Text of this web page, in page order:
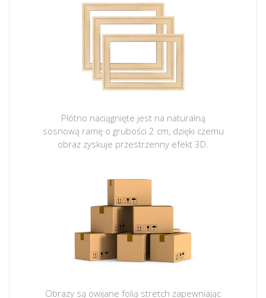
Płótno naciągnięte jest na naturalną
sosnową ramę o grubości 2 cm, dzięki czemu
obraz zyskuje przestrzenny efekt 3D.
Obrazy są owijane folią stretch zapewniając